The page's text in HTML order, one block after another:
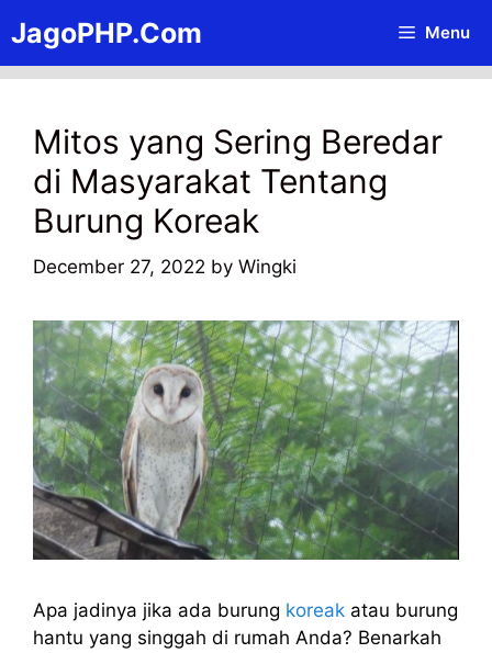
to
content
JagoPHP.Com Menu
Mitos yang Sering Beredar
di Masyarakat Tentang
Burung Koreak
December 27, 2022 by Wingki
Apa jadinya jika ada burung koreak atau burung
hantu yang singgah di rumah Anda? Benarkah